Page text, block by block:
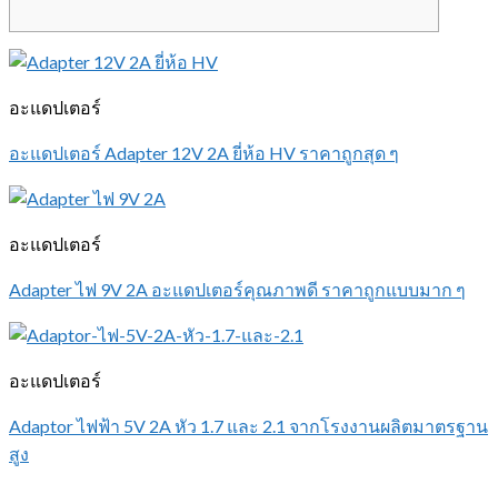
อะแดปเตอร์
อะแดปเตอร์ Adapter 12V 2A ยี่ห้อ HV ราคาถูกสุด ๆ
อะแดปเตอร์
Adapter ไฟ 9V 2A อะแดปเตอร์คุณภาพดี ราคาถูกแบบมาก ๆ
อะแดปเตอร์
Adaptor ไฟฟ้า 5V 2A หัว 1.7 และ 2.1 จากโรงงานผลิตมาตรฐาน
สูง